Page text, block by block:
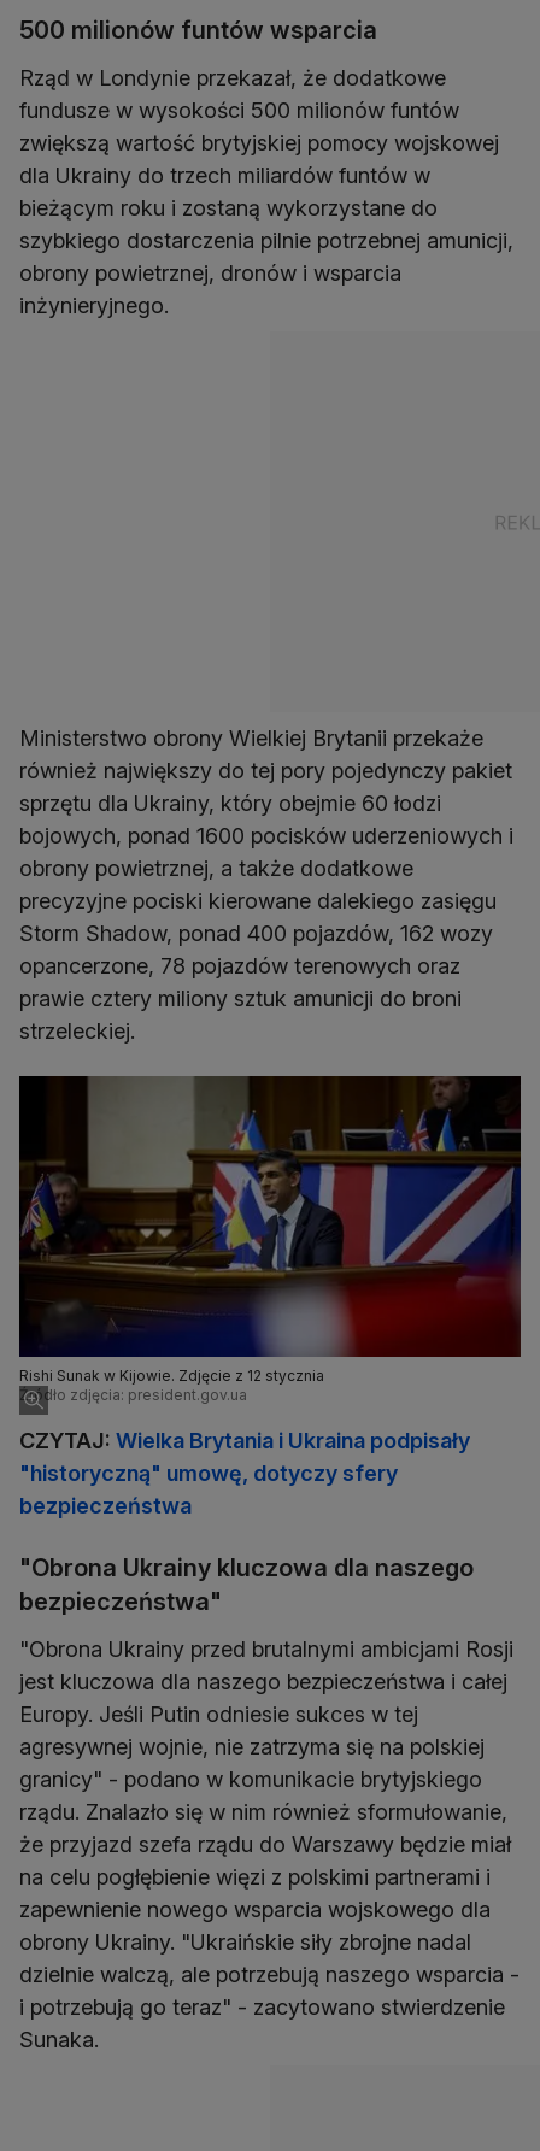
500 milionów funtów wsparcia
Rząd w Londynie przekazał, że dodatkowe
fundusze w wysokości 500 milionów funtów
zwiększą wartość brytyjskiej pomocy wojskowej
dla Ukrainy do trzech miliardów funtów w
bieżącym roku i zostaną wykorzystane do
szybkiego dostarczenia pilnie potrzebnej amunicji,
obrony powietrznej, dronów i wsparcia
inżynieryjnego.
Ministerstwo obrony Wielkiej Brytanii przekaże
również największy do tej pory pojedynczy pakiet
sprzętu dla Ukrainy, który obejmie 60 łodzi
bojowych, ponad 1600 pocisków uderzeniowych i
obrony powietrznej, a także dodatkowe
precyzyjne pociski kierowane dalekiego zasięgu
Storm Shadow, ponad 400 pojazdów, 162 wozy
opancerzone, 78 pojazdów terenowych oraz
prawie cztery miliony sztuk amunicji do broni
strzeleckiej.
Rishi Sunak w Kijowie. Zdjęcie z 12 stycznia
Źródło zdjęcia: president.gov.ua
CZYTAJ: Wielka Brytania i Ukraina podpisały
"historyczną" umowę, dotyczy sfery
bezpieczeństwa
"Obrona Ukrainy kluczowa dla naszego
bezpieczeństwa"
"Obrona Ukrainy przed brutalnymi ambicjami Rosji
jest kluczowa dla naszego bezpieczeństwa i całej
Europy. Jeśli Putin odniesie sukces w tej
agresywnej wojnie, nie zatrzyma się na polskiej
granicy" - podano w komunikacie brytyjskiego
rządu. Znalazło się w nim również sformułowanie,
że przyjazd szefa rządu do Warszawy będzie miał
na celu pogłębienie więzi z polskimi partnerami i
zapewnienie nowego wsparcia wojskowego dla
obrony Ukrainy. "Ukraińskie siły zbrojne nadal
dzielnie walczą, ale potrzebują naszego wsparcia -
i potrzebują go teraz" - zacytowano stwierdzenie
Sunaka.